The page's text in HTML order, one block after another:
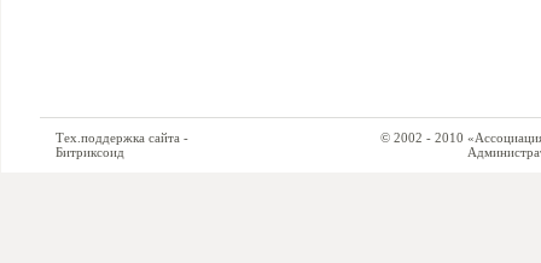
Тех.поддержка сайта -
Битриксоид
© 2002 - 2010 «Ассоциация